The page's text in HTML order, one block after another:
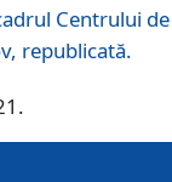
Centrului de
republicată.